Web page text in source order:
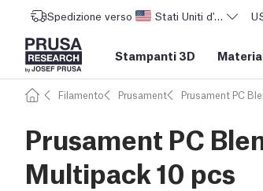
Spedizione verso Stati Uniti d'America
Stampanti 3D
Filamento Prusament Prusament PC
Prusament PC
Multipack 10 pcs